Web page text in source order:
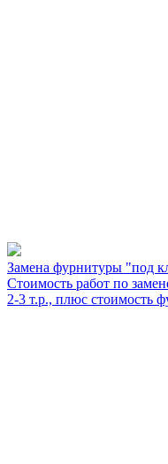
Замена фурнитуры "под
Стоимость работ по
2-3 т.р., плюс стоимость